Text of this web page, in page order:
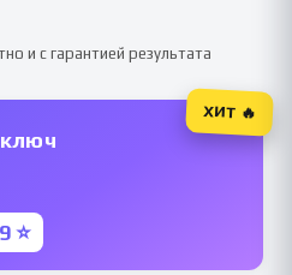
и с гарантией результата
⭐
ХИТ 🔥